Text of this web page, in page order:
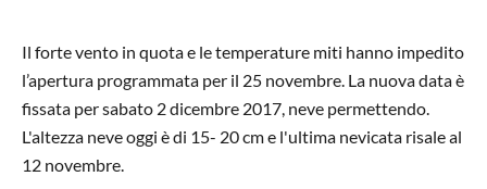
Il forte vento in quota e le temperature miti hanno impedito
l’apertura programmata per il 25 novembre. La nuova data è
fissata per sabato 2 dicembre 2017, neve permettendo.
L'altezza neve oggi è di 15- 20 cm e l'ultima nevicata risale al
12 novembre.